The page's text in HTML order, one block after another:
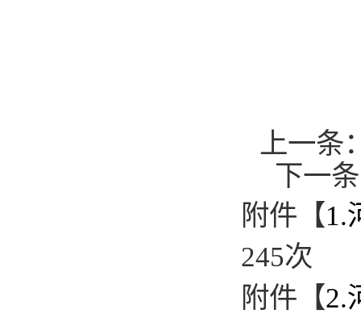
上一条
下一
附件【1.
245次
附件【2.